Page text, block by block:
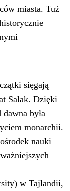
miasta. Tuż
sięgają
Salak. Dzięki
była
monarchii.
nauki
w Tajlandii,